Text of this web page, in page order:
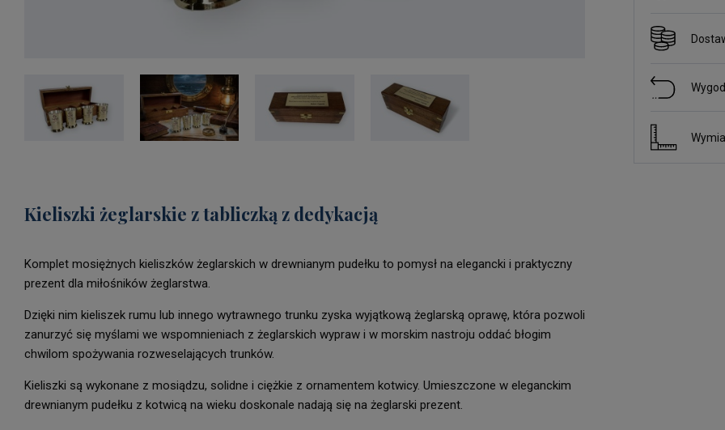
Kieliszki żeglarskie z tabliczką z dedykacją
Komplet mosiężnych kieliszków żeglarskich w drewnianym pudełku to pomysł na elegancki i praktyczny
prezent dla miłośników żeglarstwa.
Dzięki nim kieliszek rumu lub innego wytrawnego trunku zyska wyjątkową żeglarską oprawę, która pozwoli
zanurzyć się myślami we wspomnieniach z żeglarskich wypraw i w morskim nastroju oddać błogim
chwilom spożywania rozweselających trunków.
Kieliszki są wykonane z mosiądzu, solidne i ciężkie z ornamentem kotwicy. Umieszczone w eleganckim
drewnianym pudełku z kotwicą na wieku doskonale nadają się na żeglarski prezent.